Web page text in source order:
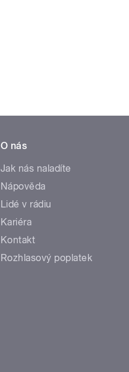
O nás
Jak nás naladíte
Nápověda
Lidé v rádiu
Kariéra
Kontakt
Rozhlasový poplatek